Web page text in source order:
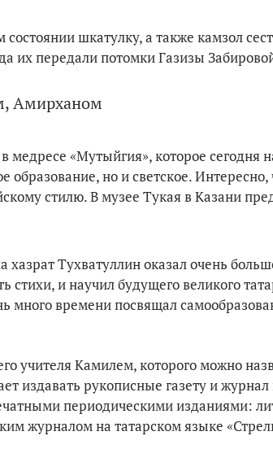
шкатулку, а также камзол
их передали потомки Газизы
Амирханом
медресе «Мутыйгия», которое
образование, но и светское.
стилю. В музее Тукая в Казани
Тухватуллин оказал очень
и научил будущего великого
много времени посвящал
учителя Камилем, которого можно
издавать рукописные газету и
периодическими изданиями:
журналом на татарском языке